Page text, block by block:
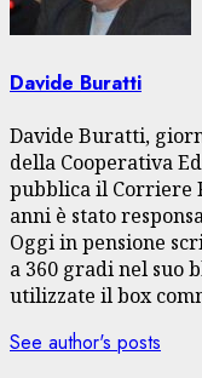
Davide Buratti
Davide Buratti,
della Cooperativa
pubblica il Corriere
anni è stato
Oggi in pensione
a 360 gradi nel suo
utilizzate il box
See author's posts